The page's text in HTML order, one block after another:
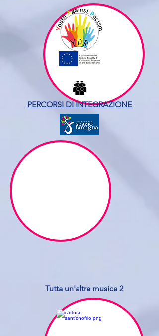
PERCORSI DI INTEGRAZIONE
Tutta un'altra musica 2